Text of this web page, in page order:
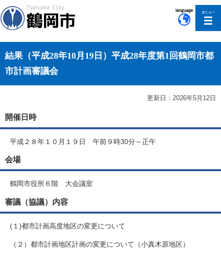
結果（平成28年10月19日）平成28年度第1回鶴岡市都
市計画審議会
更新日：2026年5月12日
開催日時
平成２８年１０月１９日 午前９時30分～正午
会場
鶴岡市役所６階 大会議室
審議（協議）内容
(１)都市計画高度地区の変更について
（２）都市計画地区計画の変更について（小真木原地区）